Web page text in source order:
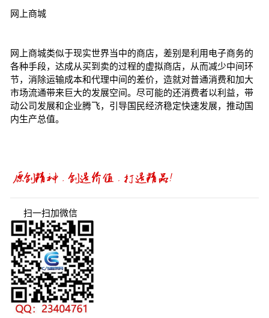
网上商城
网上商城类似于现实世界当中的商店，差别是利用电子商务的
各种手段，达成从买到卖的过程的虚拟商店，从而减少中间环
节，消除运输成本和代理中间的差价，造就对普通消费和加大
市场流通带来巨大的发展空间。尽可能的还消费者以利益，带
动公司发展和企业腾飞，引导国民经济稳定快速发展，推动国
内生产总值。
扫一扫加微信